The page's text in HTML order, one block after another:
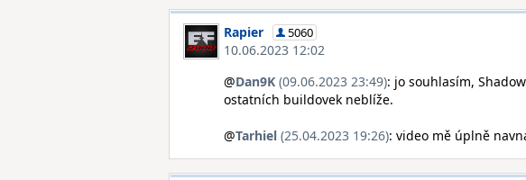
Rapier 5060
10.06.2023 12:02
@Dan9K (09.06.2023 23:49): jo souhlasím,
ostatních buildovek neblíže.
@Tarhiel (25.04.2023 19:26): video mě úplně